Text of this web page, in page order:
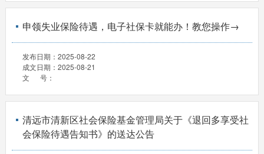
申领失业保险待遇，电子社保卡就能办！教您操作→
发布日期： 2025-08-22
成文日期： 2025-08-21
文 号：
清远市清新区社会保险基金管理局关于《退回多享受社
会保险待遇告知书》的送达公告